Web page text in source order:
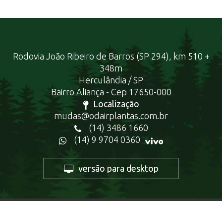
Rodovia João Ribeiro de Barros (SP 294), km 510 +
348m
Herculândia / SP
Bairro Aliança - Cep 17650-000
Localização
mudas@odairplantas.com.br
(14) 3486 1660
(14) 9 9704 0360
versão para desktop